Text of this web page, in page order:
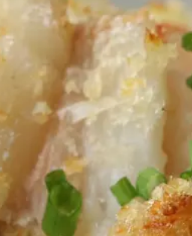
(Mozzarella)芝士 1包 Hellers薄餅沙樂美腸(Salami)
樽 Jamie Oliver番茄羅勒意粉醬 步驟​ 將薄餅餅底置
於烤盤上...